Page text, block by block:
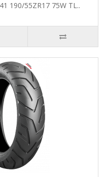
190/55ZR17 75W TL..